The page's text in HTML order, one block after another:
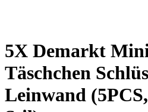
5X Demarkt
Täschchen
Leinwand